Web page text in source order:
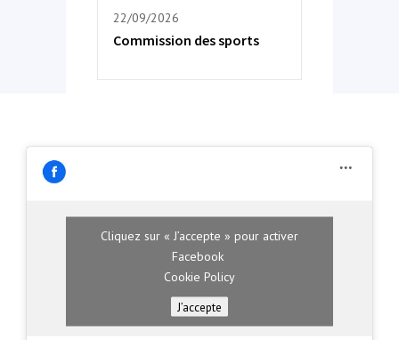
22/09/2026
Commission des sports
Cliquez sur « J’accepte » pour activer
Facebook
Cookie Policy
J’accepte